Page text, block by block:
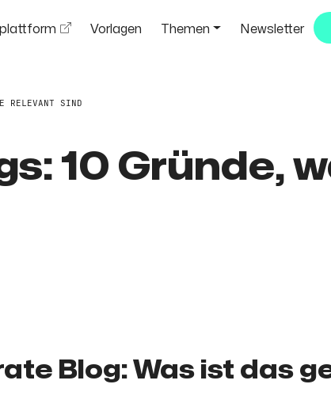
Vorlagen Themen Newsletter
RELEVANT SIND
10 Gründe,
Blog: Was ist das